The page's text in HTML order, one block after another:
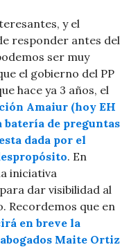
y el
responder antes del
ser muy
el gobierno del PP
hace ya 3 años, el
Amaiur (hoy EH
batería de preguntas
dada por el
. En
iniciativa
dar visibilidad al
Recordemos que en
en breve la
Maite Ortiz